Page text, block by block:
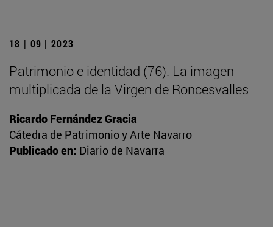
18 | 09 | 2023
Patrimonio e identidad (76). La imagen
multiplicada de la Virgen de Roncesvalles
Ricardo Fernández Gracia
Cátedra de Patrimonio y Arte Navarro
Publicado en: Diario de Navarra